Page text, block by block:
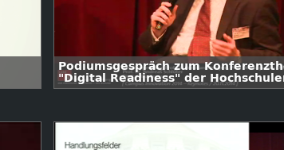
Podiumsgespräch zum
"Digital Readiness" der